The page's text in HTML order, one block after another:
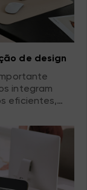
de design
integram
eficientes,
mais, para
de
nos
de design e
do projeto.